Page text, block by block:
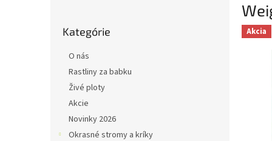
kategórie
Kategórie
O nás
Rastliny za babku
Živé ploty
Akcie
Novinky 2026
Okrasné stromy a kríky
Akcia